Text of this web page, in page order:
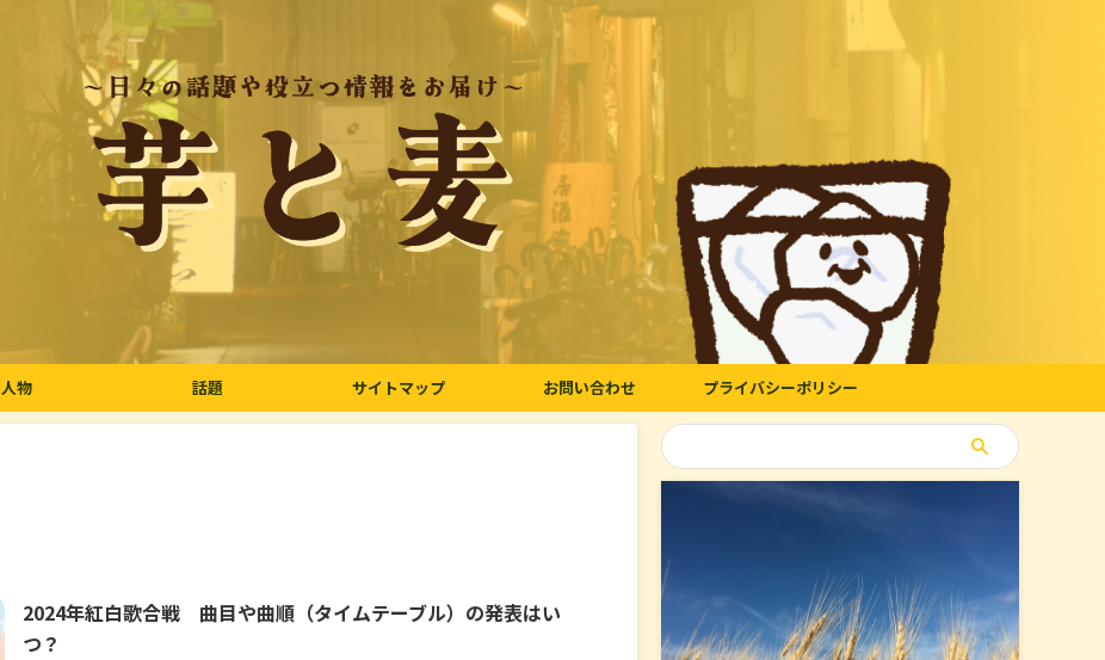
人物 話題 サイトマップ お問い合わせ プライバシーポリシー
2024年紅白歌合戦 曲目や曲順（タイムテーブル）の発表はい
つ？